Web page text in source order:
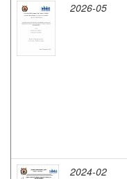
2026-05
2024-02